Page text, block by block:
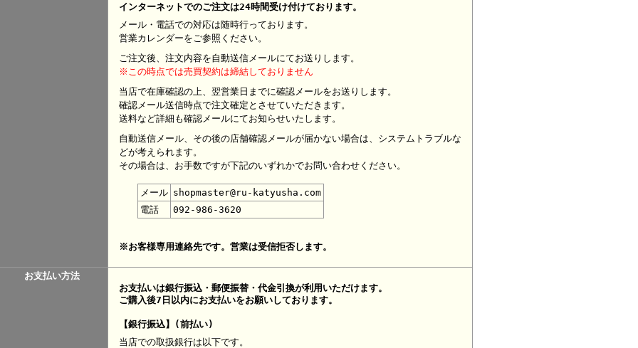
インターネットでのご注文は24時間受け付けております。
メール・電話での対応は随時行っております。
営業カレンダーをご参照ください。
ご注文後、注文内容を自動送信メールにてお送りします。
※この時点では売買契約は締結しておりません
当店で在庫確認の上、翌営業日までに確認メールをお送りします。
確認メール送信時点で注文確定とさせていただきます。
送料など詳細も確認メールにてお知らせいたします。
自動送信メール、その後の店舗確認メールが届かない場合は、システムトラブルな
どが考えられます。
その場合は、お手数ですが下記のいずれかでお問い合わせください。
メール shopmaster@ru-katyusha.com
電話
092-986-3620
※お客様専用連絡先です。営業は受信拒否します。
お支払い方法
お支払いは銀行振込・郵便振替・代金引換が利用いただけます。
ご購入後7日以内にお支払いをお願いしております。
【銀行振込】(前払い)
当店での取扱銀行は以下です。